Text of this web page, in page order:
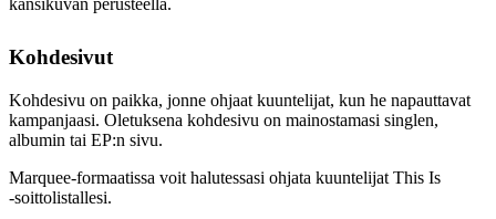
kansikuvan perusteella.
Kohdesivut
Kohdesivu on paikka, jonne ohjaat kuuntelijat, kun he napauttavat
kampanjaasi. Oletuksena kohdesivu on mainostamasi singlen,
albumin tai EP:n sivu.
Marquee-formaatissa voit halutessasi ohjata kuuntelijat This Is
‑soittolistallesi.